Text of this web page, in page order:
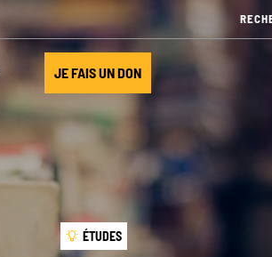
JE FAIS UN DON
ÉTUDES